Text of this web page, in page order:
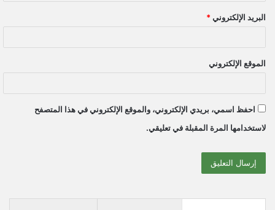
البريد الإلكتروني *
الموقع الإلكتروني
احفظ اسمي، بريدي الإلكتروني، والموقع الإلكتروني في هذا المتصفح
لاستخدامها المرة المقبلة في تعليقي.